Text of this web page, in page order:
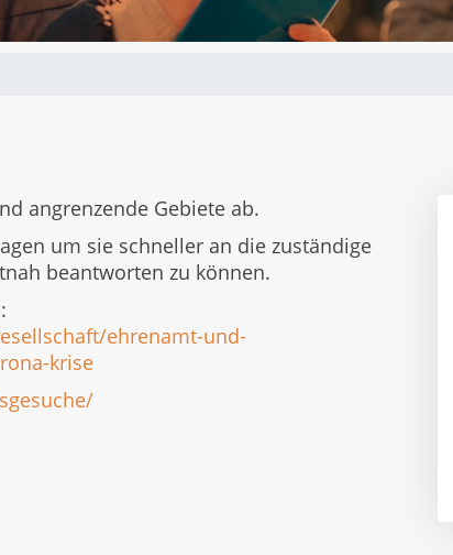
angrenzende Gebiete ab.
um sie schneller an die zuständige
beantworten zu können.
ehrenamt-und-
krise